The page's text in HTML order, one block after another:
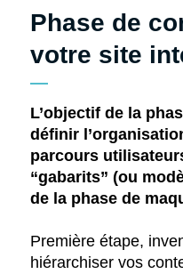
Phase de
votre site
L’objectif de la
définir
parcours
“gabarits” (ou
de la phase de
Première étape,
hiérarchiser vos